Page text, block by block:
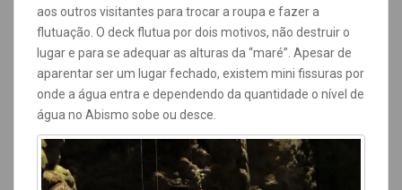
aos outros visitantes para trocar a roupa e fazer a
flutuação. O deck flutua por dois motivos, não destruir o
lugar e para se adequar as alturas da “maré”. Apesar de
aparentar ser um lugar fechado, existem mini fissuras por
onde a água entra e dependendo da quantidade o nível de
água no Abismo sobe ou desce